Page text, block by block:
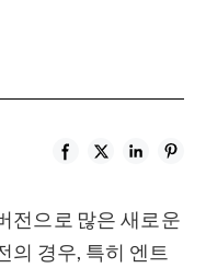
전으로 많은 새로운
의 경우, 특히 엔트